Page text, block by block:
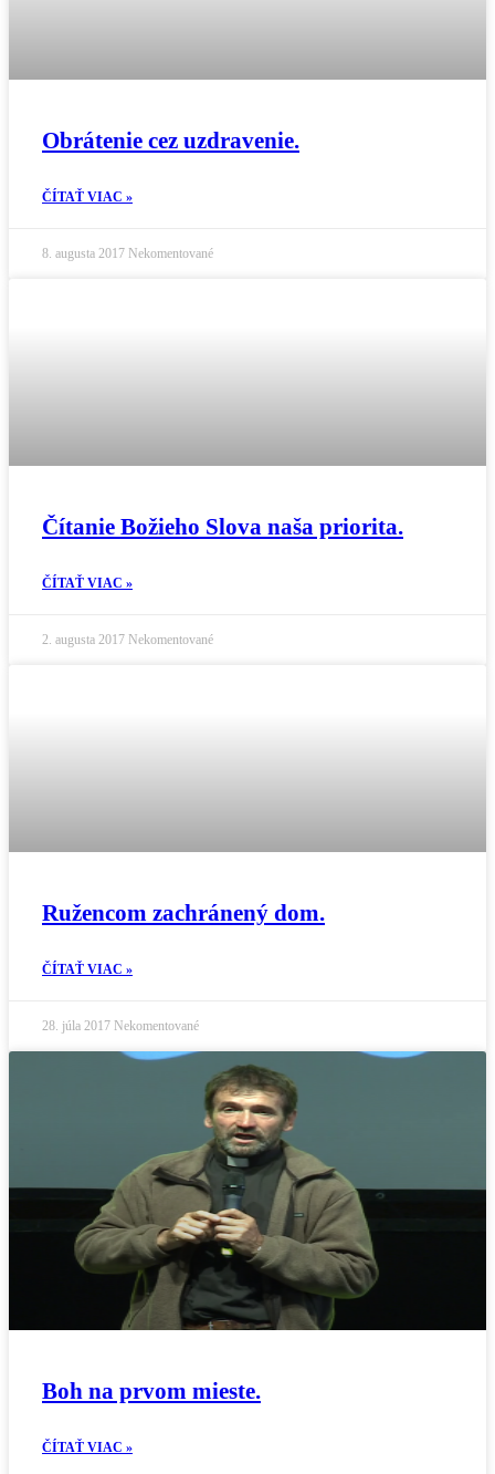
Obrátenie cez uzdravenie.
ČÍTAŤ VIAC »
8. augusta 2017 Nekomentované
Čítanie Božieho Slova naša priorita.
ČÍTAŤ VIAC »
2. augusta 2017 Nekomentované
Ružencom zachránený dom.
ČÍTAŤ VIAC »
28. júla 2017 Nekomentované
Boh na prvom mieste.
ČÍTAŤ VIAC »